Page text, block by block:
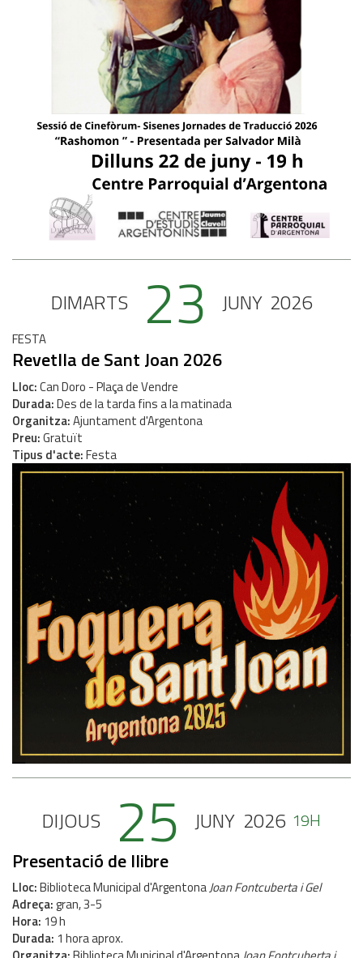
DIMARTS 23 JUNY 2026
FESTA
Revetlla de Sant Joan 2026
Lloc Can Doro - Plaça de Vendre
Durada Des de la tarda fins a la matinada
Organitza Ajuntament d'Argentona
Preu Gratuït
Tipus d'acte Festa
DIJOUS 25 JUNY 2026 19H
Presentació de llibre
Lloc Biblioteca Municipal d'ArgentonaJoan Fontcuberta i Gel
Adreça gran, 3-5
Hora 19 h
Durada 1 hora aprox.